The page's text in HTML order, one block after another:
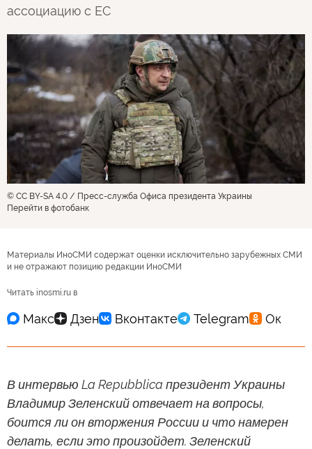
ассоциацию с ЕС
© CC BY-SA 4.0 / Пресс-служба Офиса президента Украины
Перейти в фотобанк
Материалы ИноСМИ содержат оценки исключительно зарубежных СМИ
и не отражают позицию редакции ИноСМИ
Читать inosmi.ru в
В интервью La Repubblica президент Украины
Владимир Зеленский отвечает на вопросы,
боится ли он вторжения России и что намерен
делать, если это произойдет. Зеленский